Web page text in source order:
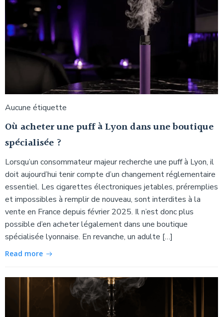
Aucune étiquette
Où acheter une puff à Lyon dans une boutique
spécialisée ?
Lorsqu’un consommateur majeur recherche une puff à Lyon, il
doit aujourd’hui tenir compte d’un changement réglementaire
essentiel. Les cigarettes électroniques jetables, préremplies
et impossibles à remplir de nouveau, sont interdites à la
vente en France depuis février 2025. Il n’est donc plus
possible d’en acheter légalement dans une boutique
spécialisée lyonnaise. En revanche, un adulte […]
Read more